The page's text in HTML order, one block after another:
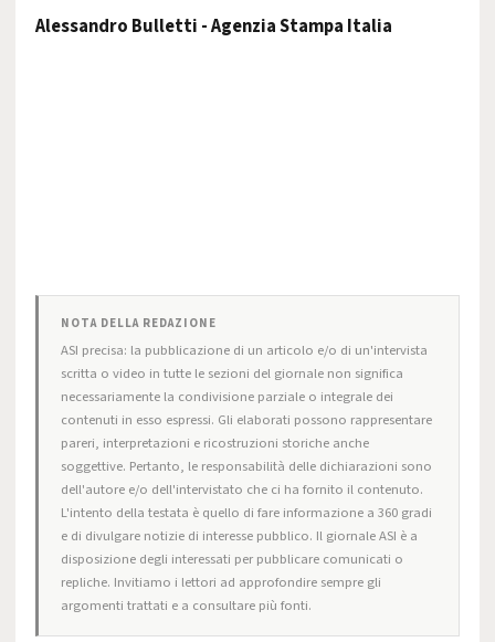
Alessandro Bulletti - Agenzia Stampa Italia
NOTA DELLA REDAZIONE
ASI precisa: la pubblicazione di un articolo e/o di un'intervista
scritta o video in tutte le sezioni del giornale non significa
necessariamente la condivisione parziale o integrale dei
contenuti in esso espressi. Gli elaborati possono rappresentare
pareri, interpretazioni e ricostruzioni storiche anche
soggettive. Pertanto, le responsabilità delle dichiarazioni sono
dell'autore e/o dell'intervistato che ci ha fornito il contenuto.
L'intento della testata è quello di fare informazione a 360 gradi
e di divulgare notizie di interesse pubblico. Il giornale ASI è a
disposizione degli interessati per pubblicare comunicati o
repliche. Invitiamo i lettori ad approfondire sempre gli
argomenti trattati e a consultare più fonti.